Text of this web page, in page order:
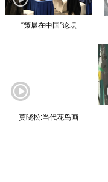
“策展在中国”论坛
莫晓松:当代花鸟画